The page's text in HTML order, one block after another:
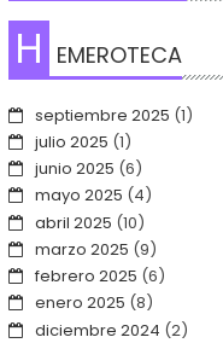
H EMEROTECA
septiembre 2025 (1)
julio 2025 (1)
junio 2025 (6)
mayo 2025 (4)
abril 2025 (10)
marzo 2025 (9)
febrero 2025 (6)
enero 2025 (8)
diciembre 2024 (2)